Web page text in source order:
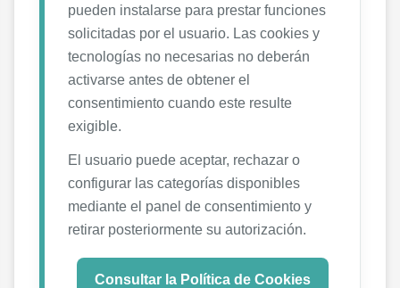
pueden instalarse para prestar funciones
solicitadas por el usuario. Las cookies y
tecnologías no necesarias no deberán
activarse antes de obtener el
consentimiento cuando este resulte
exigible.
El usuario puede aceptar, rechazar o
configurar las categorías disponibles
mediante el panel de consentimiento y
retirar posteriormente su autorización.
Consultar la Política de Cookies